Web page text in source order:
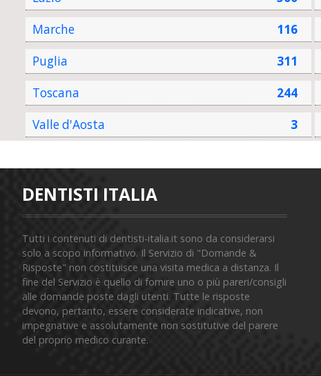
Marche
116
Puglia
311
Toscana
244
Valle d'Aosta
3
DENTISTI ITALIA
Tutti i contenuti di dentisti-italia.it sono da considerarsi
solo a scopo informativo. Il Servizio di "Domande &
Risposte" non costituisce una visita medica a distanza. Il
fine del Servizio è quello di fornire uno o più pareri/consigli
alle domande poste dagli utenti. Tutte le risposte
devono, pertanto, essere considerate indicative, non
impegnative e assolutamente non sostitutive del parere
del proprio medico curante.